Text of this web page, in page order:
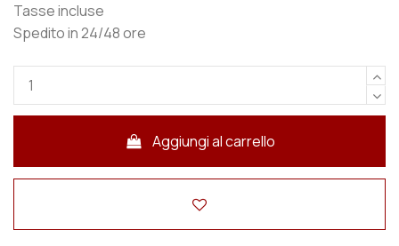
Tasse incluse
Spedito in 24/48 ore
Aggiungi al carrello